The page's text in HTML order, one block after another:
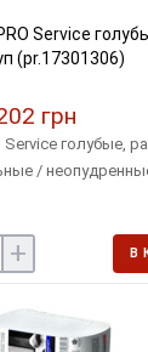
Service
(pr.17301306)
грн
голубые,
/
+ В